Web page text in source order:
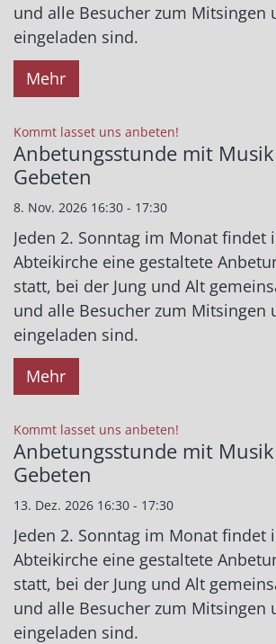
und alle Besucher zum Mitsingen
eingeladen sind.
Mehr
Kommt lasset uns anbeten!
Anbetungsstunde mit
Gebeten
8. Nov. 2026 16:30 - 17:30
Jeden 2. Sonntag im Monat findet
Abteikirche eine gestaltete
statt, bei der Jung und Alt
und alle Besucher zum Mitsingen
eingeladen sind.
Mehr
Kommt lasset uns anbeten!
Anbetungsstunde mit
Gebeten
13. Dez. 2026 16:30 - 17:30
Jeden 2. Sonntag im Monat findet
Abteikirche eine gestaltete
statt, bei der Jung und Alt
und alle Besucher zum Mitsingen
eingeladen sind.